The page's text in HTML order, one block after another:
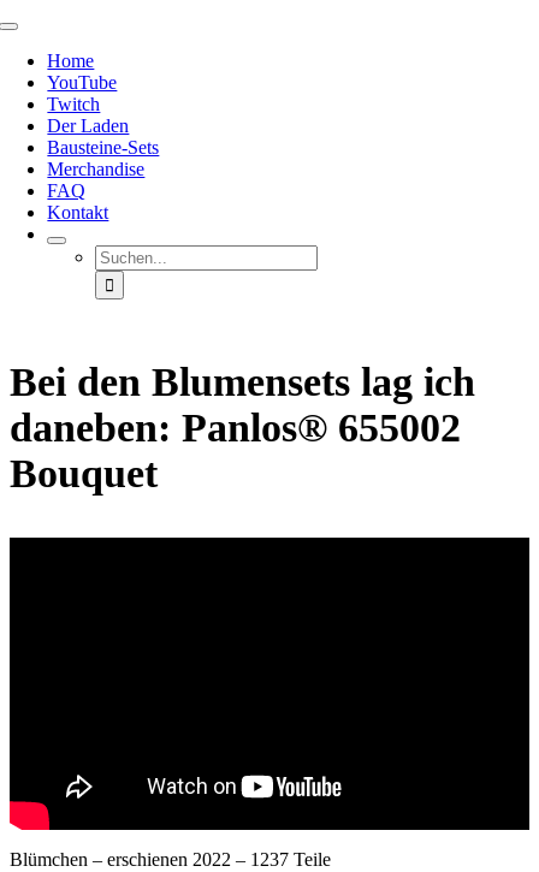
Zum
springen
Toggle
NavigationHome
YouTube
Twitch
Der Laden
Bausteine-Sets
Merchandise
FAQ
Kontakt
Suche
nach:
Bei den Blumensets lag ich
daneben: Panlos® 655002
Bouquet
Blümchen – erschienen 2022 – 1237 Teile